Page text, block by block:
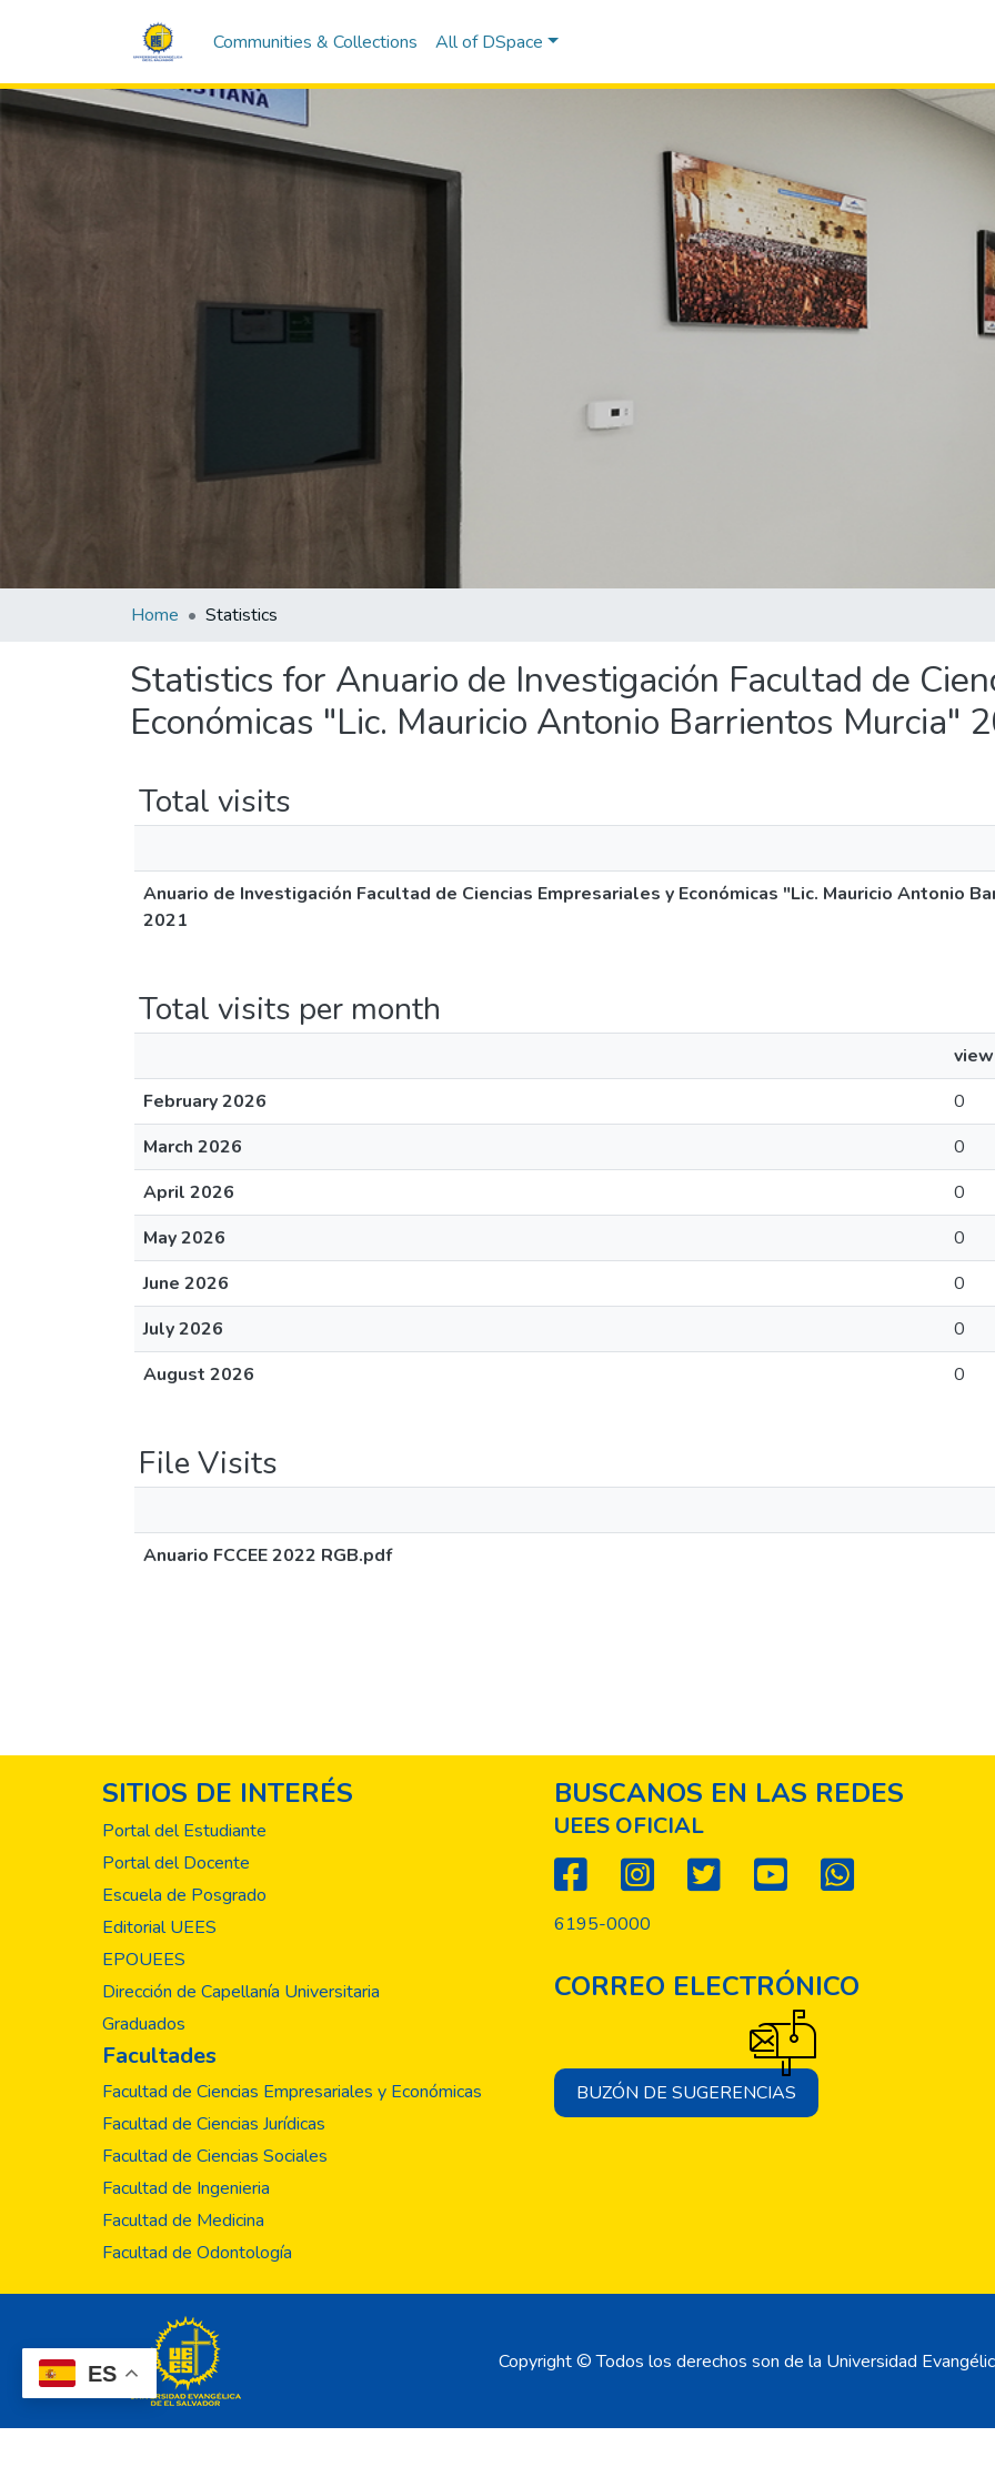
ES
Communities & Collections All of DSpace
Home Statistics
Statistics for Anuario de Investigación Facultad de
Económicas "Lic. Mauricio Antonio Barrientos Murcia"
Total visits
Anuario de Investigación Facultad de Ciencias Empresariales y Económicas "Lic. Mauricio Antonio
2021
Total visits per month
February 2026
0
March 2026
0
April 2026
0
May 2026
0
June 2026
0
July 2026
0
August 2026
0
File Visits
Anuario FCCEE 2022 RGB.pdf
SITIOS DE INTERÉS
Portal del Estudiante
Portal del Docente
Escuela de Posgrado
Editorial UEES
EPOUEES
Dirección de Capellanía Universitaria
Graduados
Facultades
Facultad de Ciencias Empresariales y Económicas
Facultad de Ciencias Jurídicas
Facultad de Ciencias Sociales
Facultad de Ingenieria
Facultad de Medicina
Facultad de Odontología
BUSCANOS EN LAS REDES
UEES OFICIAL
6195-0000
CORREO ELECTRÓNICO
BUZÓN DE SUGERENCIAS
Copyright © Todos los derechos son de la Universidad